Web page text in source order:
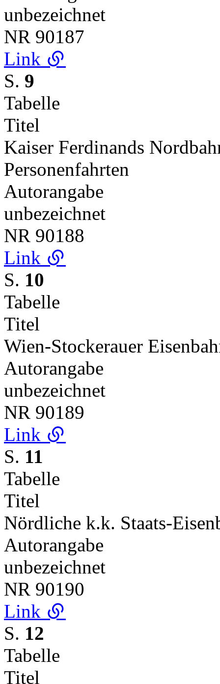
unbezeichnet
NR 90187
Link
S. 9
Tabelle
Titel
Kaiser Ferdinands
Personenfahrten
Autorangabe
unbezeichnet
NR 90188
Link
S. 10
Tabelle
Titel
Wien-Stockerauer
Autorangabe
unbezeichnet
NR 90189
Link
S. 11
Tabelle
Titel
Nördliche k.k. Staats-
Autorangabe
unbezeichnet
NR 90190
Link
S. 12
Tabelle
Titel